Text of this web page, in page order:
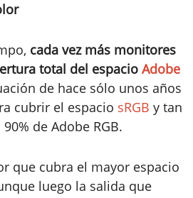
cada vez más monitores
total del espacio Adobe
de hace sólo unos años
cubrir el espacio sRGB y tan
de Adobe RGB.
que cubra el mayor espacio
luego la salida que